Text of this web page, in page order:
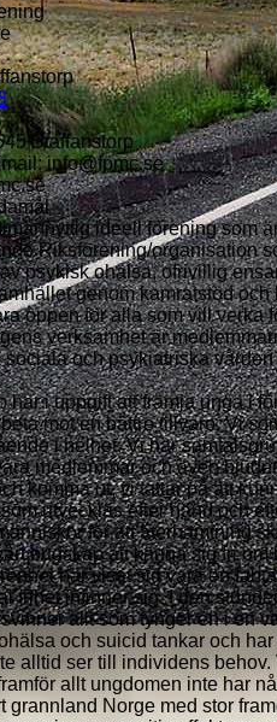
Staffanstorp
info@fpmc.se
ideell förening som
Riksförening/organisation
psykisk ohälsa, ofrivillig
genom kamratstöd
öppen för alla som vill verka
verksamhet är
sociala och psykiatriska
har i uppgift att främja unga i
mot en bättre tillvaro. Vi
i helhet. Vi har
medlemmar och även
komma ut, vi tattar på att
utvecklas efter hand och
för att återhämtning
budskap att känna sig fri
har visat sig vara en
frihet infinner sig. I den
allt som tynger en i en
och suicid tankar och
alltid ser till individens
allt ungdomen inte har
grannland Norge med stor